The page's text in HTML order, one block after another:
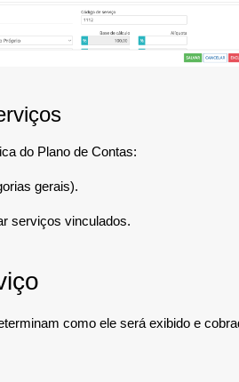
do Plano de Contas:
gerais).
serviços vinculados.
como ele será exibido e